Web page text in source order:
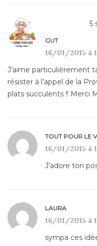
5
GUT
16/01/2015 à
J’aime particulièrement
résister à l’appel de la
plats succulents !! Merci
TOUT POUR LE
16/01/2015 à
J’adore ton
LAURA
16/01/2015 à
sympa ces